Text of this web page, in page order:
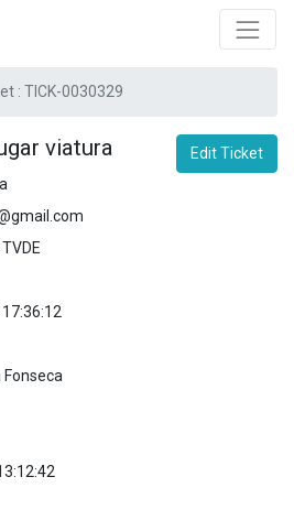
: TICK-0030329
viatura
Edit Ticket